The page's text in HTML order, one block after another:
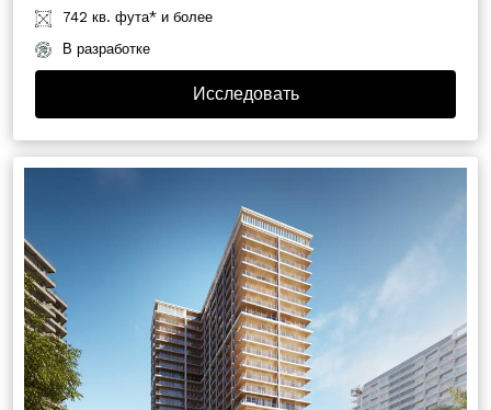
742 кв. фута* и более
В разработке
Исследовать